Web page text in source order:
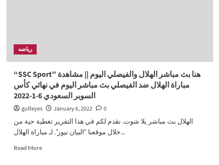
رياضه
“SSC Sport” هنا بث مباشر الهلال والفيصلي اليوم || مشاهدة
مباراة الهلال ضد الفيصلي بث مباشر اليوم في نهائي كأس
السوبر السعودي 6-1-2022
gulfeyes January 6, 2022
0
الهلال بث مباشر يلا شوت. نقدم لكم في هذا التقرير تغطية حية من
خلال موقعنا “البيان نيوز”. لـ مباراة الهلال...
Read MoreRead